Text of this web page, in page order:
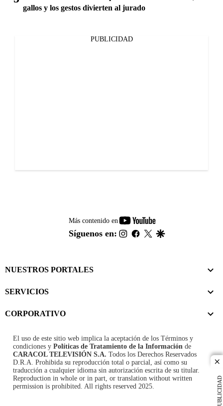
PUBLICIDAD
gallos y los gestos divierten al jurado
PUBLICIDAD
Más contenido en
youtube-
footer
Síguenos en: instagram
facebook
twitter
NUESTROS PORTALES
SERVICIOS
CORPORATIVO
El uso de este sitio web implica la aceptación de los Términos y
condiciones y Políticas de Tratamiento de la Información de
CARACOL TELEVISIÓN S.A. Todos los Derechos Reservados
D.R.A. Prohibida su reproducción total o parcial, así como su
traducción a cualquier idioma sin autorización escrita de su titular.
Reproduction in whole or in part, or translation without written
permission is prohibited. All rights reserved 2025.